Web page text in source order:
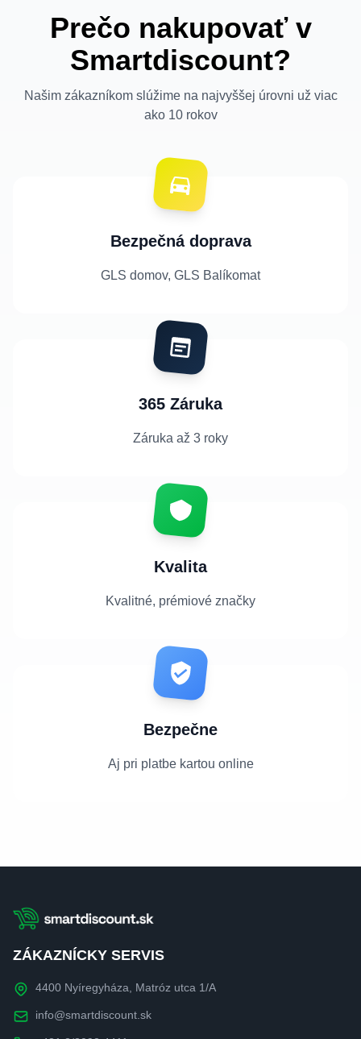
Prečo nakupovať v
Smartdiscount?
Našim zákazníkom slúžime na najvyššej úrovni už viac
ako 10 rokov
Bezpečná doprava
GLS domov, GLS Balíkomat
365 Záruka
Záruka až 3 roky
Kvalita
Kvalitné, prémiové značky
Bezpečne
Aj pri platbe kartou online
ZÁKAZNÍCKY SERVIS
4400 Nyíregyháza, Matróz utca 1/A
info@smartdiscount.sk